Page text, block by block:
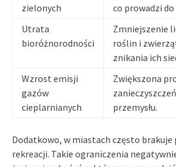
zielonych
co prowadzi
Utrata
bioróżnorodności
Zmniejszenie
roślin i
znikania ich
Wzrost emisji
gazów
cieplarnianych
Zwiększona
przemysłu.
Dodatkowo, w miastach często
rekreacji. Takie ograniczenia